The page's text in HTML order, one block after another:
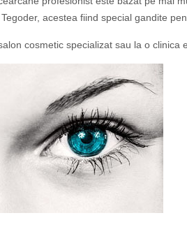
acestea fiind special gandite
cosmetic specializat sau la o